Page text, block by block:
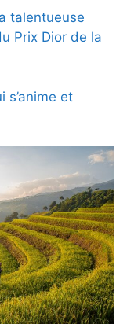
talentueuse
Prix Dior de la
s’anime et